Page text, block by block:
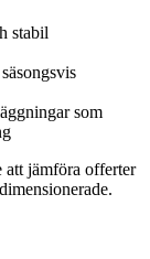
stabil
som
att jämföra offerter